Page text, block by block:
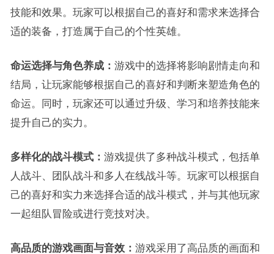
技能和效果。玩家可以根据自己的喜好和需求来选择合
适的装备，打造属于自己的个性英雄。
命运选择与角色养成： 游戏中的选择将影响剧情走向和
结局，让玩家能够根据自己的喜好和判断来塑造角色的
命运。同时，玩家还可以通过升级、学习和培养技能来
提升自己的实力。
多样化的战斗模式： 游戏提供了多种战斗模式，包括单
人战斗、团队战斗和多人在线战斗等。玩家可以根据自
己的喜好和实力来选择合适的战斗模式，并与其他玩家
一起组队冒险或进行竞技对决。
高品质的游戏画面与音效： 游戏采用了高品质的画面和